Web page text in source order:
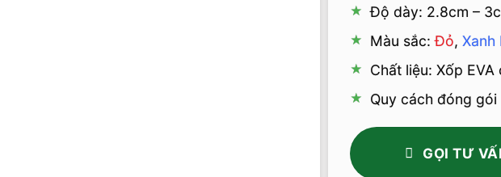
Độ dày: 2.8cm –
Màu sắc:Đỏ, Xanh
Chất liệu: Xốp
Quy cách đóng gói
GỌI TƯ